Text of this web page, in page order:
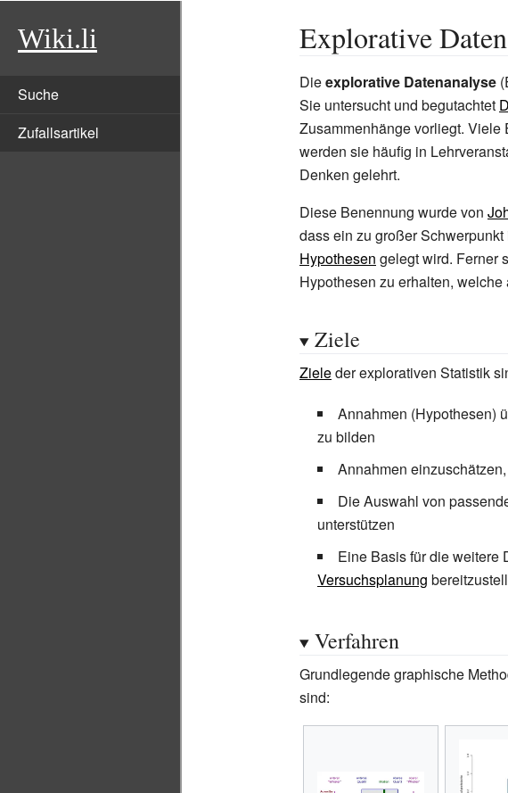
Wiki.li
Suche
Zufallsartikel
Explorative
Dieexplorative Datenanalyse
Sie untersucht und begutachtet
Zusammenhänge vorliegt. Viele
werden sie häufig in
Denken gelehrt.
Diese Benennung wurde von
dass ein zu großer
Hypothesen gelegt wird. Ferner
Hypothesen zu erhalten,
Ziele
Zieleder explorativen Statistik
Annahmen (Hypothesen)
zu bilden
Annahmen
Die Auswahl von
unterstützen
Eine Basis für die weitere
Versuchsplanung
Verfahren
Grundlegende graphische
sind: